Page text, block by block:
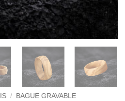
/ BAGUE GRAVABLE